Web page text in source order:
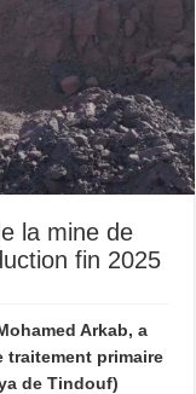
la mine de
fin 2025
Arkab, a
traitement primaire
de Tindouf)